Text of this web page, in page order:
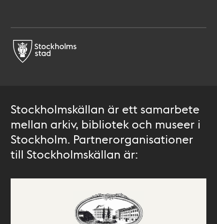
Stockholmskällan är ett samarbete
mellan arkiv, bibliotek och museer i
Stockholm. Partnerorganisationer
till Stockholmskällan är: